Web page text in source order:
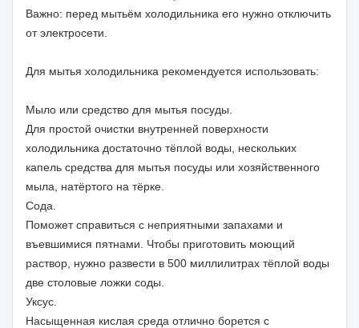
Важно: перед мытьём холодильника его нужно отключить
от электросети.
Для мытья холодильника рекомендуется использовать:
Мыло или средство для мытья посуды.
Для простой очистки внутренней поверхности
холодильника достаточно тёплой воды, нескольких
капель средства для мытья посуды или хозяйственного
мыла, натёртого на тёрке.
Сода.
Поможет справиться с неприятными запахами и
въевшимися пятнами. Чтобы приготовить моющий
раствор, нужно развести в 500 миллилитрах тёплой воды
две столовые ложки соды.
Уксус.
Насыщенная кислая среда отлично борется с